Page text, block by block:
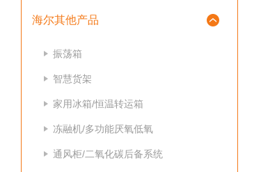
海尔其他产品
振荡箱
智慧货架
家用冰箱/恒温转运箱
冻融机/多功能厌氧低氧
通风柜/二氧化碳后备系统